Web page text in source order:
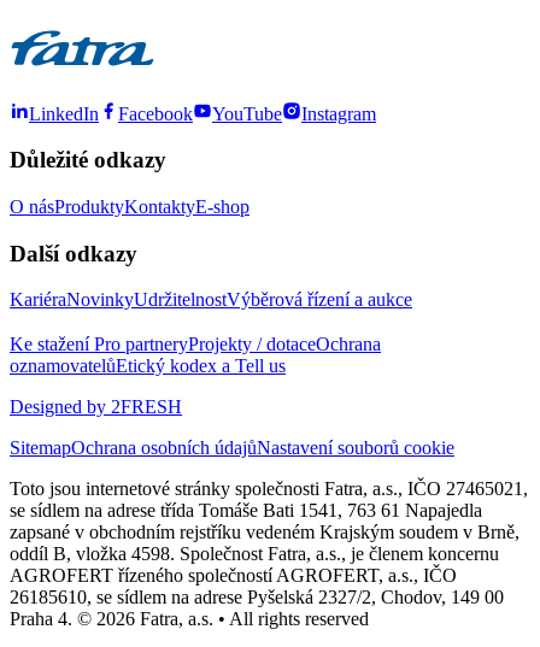
LinkedIn Facebook YouTube Instagram
Důležité odkazy
O násProduktyKontaktyE-shop
Další odkazy
KariéraNovinkyUdržitelnostVýběrová řízení a aukce
Ke staženíPro partneryProjekty / dotaceOchrana
oznamovatelůEtický kodex a Tell us
Designed by 2FRESH
SitemapOchrana osobních údajůNastavení souborů cookie
Toto jsou internetové stránky společnosti Fatra, a.s., IČO 27465021,
se sídlem na adrese třída Tomáše Bati 1541, 763 61 Napajedla
zapsané v obchodním rejstříku vedeném Krajským soudem v Brně,
oddíl B, vložka 4598. Společnost Fatra, a.s., je členem koncernu
AGROFERT řízeného společností AGROFERT, a.s., IČO
26185610, se sídlem na adrese Pyšelská 2327/2, Chodov, 149 00
Praha 4. © 2026 Fatra, a.s. • All rights reserved